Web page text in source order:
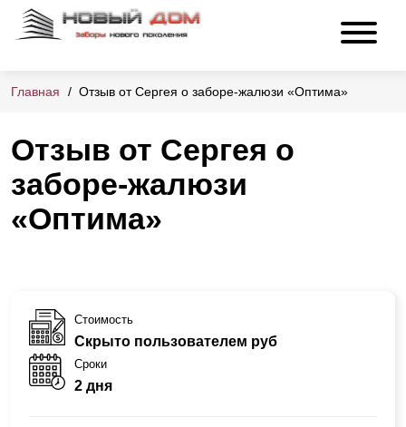
Главная Отзыв от Сергея о заборе-жалюзи «Оптима»
Отзыв от Сергея о
заборе-жалюзи
«Оптима»
Стоимость
Скрыто пользователем руб
Сроки
2 дня